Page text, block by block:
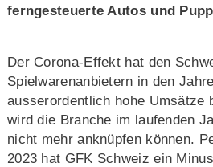
ferngesteuerte Autos und
Der Corona-Effekt hat den
Spielwarenanbietern in den
ausserordentlich hohe Umsätze
wird die Branche im laufenden
nicht mehr anknüpfen können.
2023 hat GFK Schweiz ein